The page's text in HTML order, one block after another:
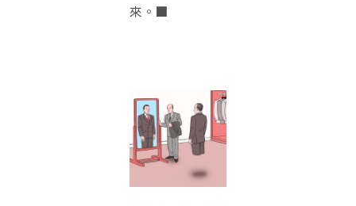
來。■